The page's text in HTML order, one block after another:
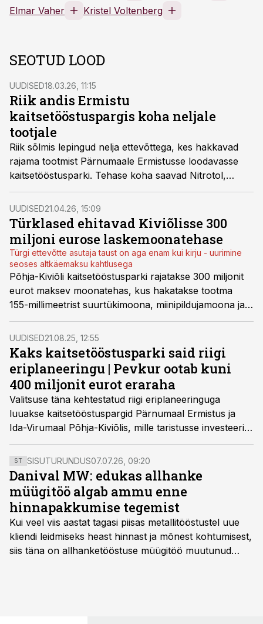
Elmar Vaher
Kristel Voltenberg
SEOTUD LOOD
UUDISED18.03.26, 11:15
Riik andis Ermistu
kaitsetööstuspargis koha neljale
tootjale
Riik sõlmis lepingud nelja ettevõttega, kes hakkavad
rajama tootmist Pärnumaale Ermistusse loodavasse
kaitsetööstusparki. Tehase koha saavad Nitrotol,
Frankenburg Technologies, Infinitum Strike ning
Ühendkuningriigi Thor Industriesi Eesti äriühing Odin
Defence.
UUDISED21.04.26, 15:09
Türklased ehitavad Kiviõlisse 300
miljoni eurose laskemoonatehase
Türgi ettevõtte asutaja taust on aga enam kui kirju - uurimine
seoses altkäemaksu kahtlusega
Põhja-Kiviõli kaitsetööstusparki rajatakse 300 miljonit
eurot maksev moonatehas, kus hakatakse tootma
155-millimeetrist suurtükimoona, miinipildujamoona ja
122-millimeetriseid rakette. Tehase rajab Türgi
kontserni Eesti tütarettevõte ARCA Baltics Operations,
tootmisega tahetakse alustada 2028. aastal.
UUDISED21.08.25, 12:55
Kaks kaitsetööstusparki said riigi
eriplaneeringu | Pevkur ootab kuni
400 miljonit eurot eraraha
Valitsuse täna kehtestatud riigi eriplaneeringuga
luuakse kaitsetööstuspargid Pärnumaal Ermistus ja
Ida-Virumaal Põhja-Kiviõlis, mille taristusse investeerib
riik üle 50 miljoni euro. Kaks võimalikku piirkonda
jäävad veel reservi.
ST SISUTURUNDUS07.07.26, 09:20
Danival MW: edukas allhanke
müügitöö algab ammu enne
hinnapakkumise tegemist
Kui veel viis aastat tagasi piisas metallitööstustel uue
kliendi leidmiseks heast hinnast ja mõnest kohtumisest,
siis täna on allhanketööstuse müügitöö muutunud